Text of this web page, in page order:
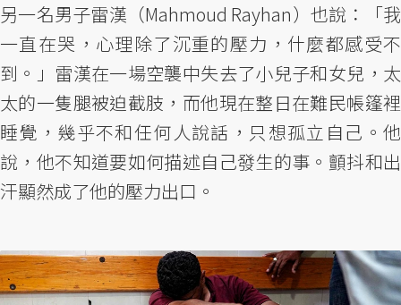
另一名男子雷漢（Mahmoud Rayhan）也說：「我
一直在哭，心理除了沉重的壓力，什麼都感受不
到。」雷漢在一場空襲中失去了小兒子和女兒，太
太的一隻腿被迫截肢，而他現在整日在難民帳篷裡
睡覺，幾乎不和任何人說話，只想孤立自己。他
說，他不知道要如何描述自己發生的事。顫抖和出
汗顯然成了他的壓力出口。